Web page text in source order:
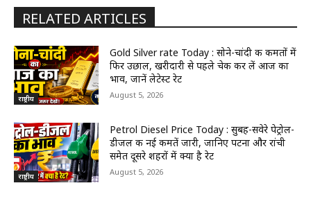
RELATED ARTICLES
राष्ट्रीय
Gold Silver rate Today : सोने-चांदी की कीमतों में
फिर उछाल, खरीदारी से पहले चेक कर लें आज का
भाव, जानें लेटेस्ट रेट
August 5, 2026
राष्ट्रीय
Petrol Diesel Price Today : सुबह-सवेरे पेट्रोल-
डीजल की नई कीमतें जारी, जानिए पटना और रांची
समेत दूसरे शहरों में क्या है रेट
August 5, 2026